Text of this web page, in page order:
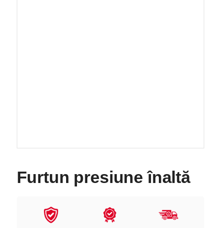
Furtun presiune înaltă